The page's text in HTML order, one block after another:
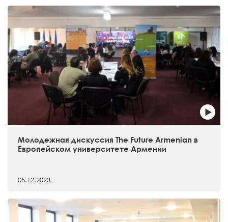
Молодежная дискуссия The Future Armenian в
Европейском университете Армении
05.12.2023